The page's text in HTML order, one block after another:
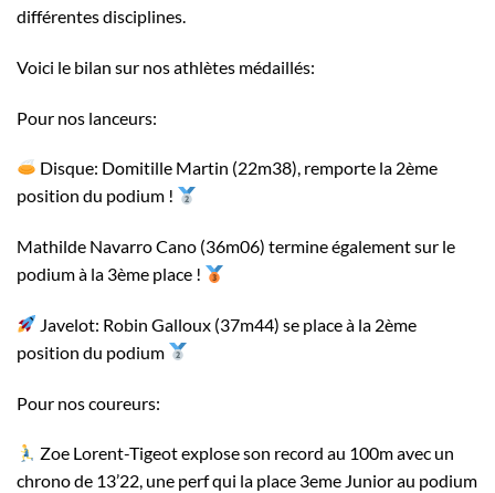
différentes disciplines.
Voici le bilan sur nos athlètes médaillés:
Pour nos lanceurs:
Disque: Domitille Martin (22m38), remporte la 2ème
position du podium !
Mathilde Navarro Cano (36m06) termine également sur le
podium à la 3ème place !
Javelot: Robin Galloux (37m44) se place à la 2ème
position du podium
Pour nos coureurs:
Zoe Lorent-Tigeot explose son record au 100m avec un
chrono de 13’22, une perf qui la place 3eme Junior au podium